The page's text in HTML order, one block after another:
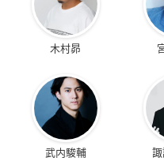
木村昴
武内駿輔